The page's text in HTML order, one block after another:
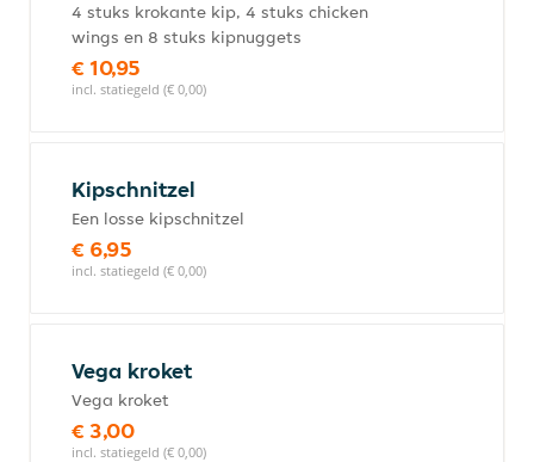
4 stuks krokante kip, 4 stuks chicken
wings en 8 stuks kipnuggets
€ 10,95
incl. statiegeld (€ 0,00)
Kipschnitzel
Een losse kipschnitzel
€ 6,95
incl. statiegeld (€ 0,00)
Vega kroket
Vega kroket
€ 3,00
incl. statiegeld (€ 0,00)